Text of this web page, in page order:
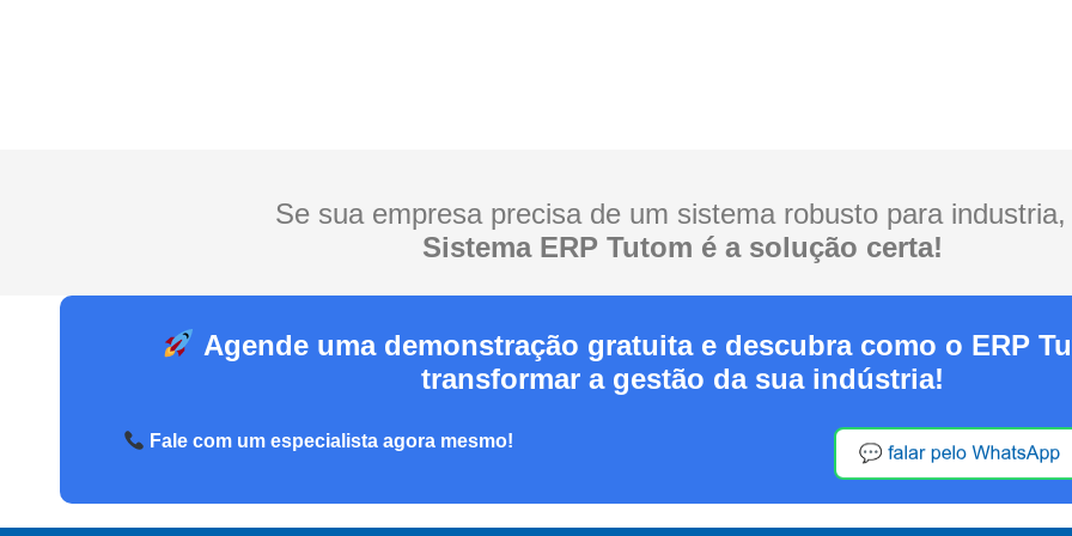
Se sua empresa precisa de um sistema robusto para industria,
Sistema ERP Tutom é a solução certa!
Agende uma demonstração gratuita e descubra como o ERP
transformar a gestão da sua indústria!
Fale com um especialista agora mesmo!